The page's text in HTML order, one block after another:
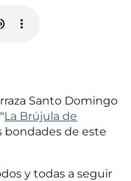
Santo Domingo
La Brújula de
bondades de este
y todas a seguir